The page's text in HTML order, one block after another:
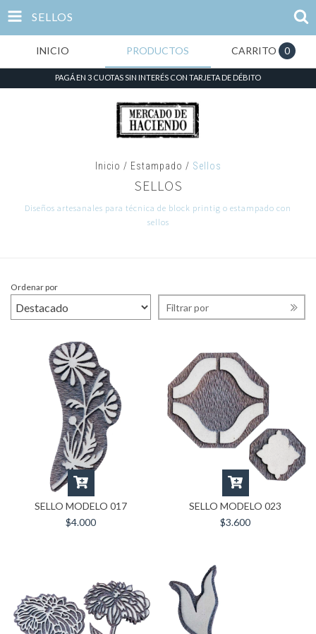
SELLOS
INICIO PRODUCTOS CARRITO 0
PAGÁ EN 3 CUOTAS SIN INTERÉS CON TARJETA DE DÉBITO
Inicio / Estampado / Sellos
SELLOS
Diseños artesanales para técnica de block printig o estampado con
sellos
Ordenar por
Filtrar por
SELLO MODELO 017
$4.000
SELLO MODELO 023
$3.600